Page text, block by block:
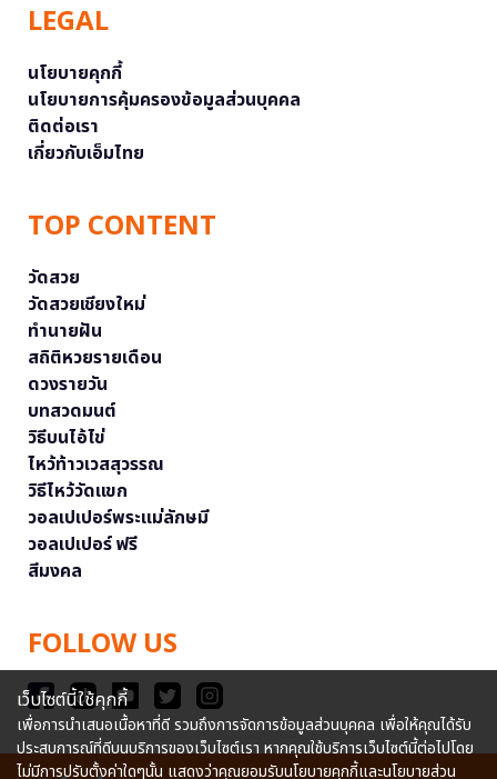
LEGAL
นโยบายคุกกี้
นโยบายการคุ้มครองข้อมูลส่วนบุคคล
ติดต่อเรา
เกี่ยวกับเอ็มไทย
TOP CONTENT
วัดสวย
วัดสวยเชียงใหม่
ทำนายฝัน
สถิติหวยรายเดือน
ดวงรายวัน
บทสวดมนต์
วิธีบนไอ้ไข่
ไหว้ท้าวเวสสุวรรณ
วิธีไหว้วัดแขก
วอลเปเปอร์พระแม่ลักษมี
วอลเปเปอร์ ฟรี
สีมงคล
FOLLOW US
เว็บไซต์นี้ใช้คุกกี้
เพื่อการนำเสนอเนื้อหาที่ดี รวมถึงการจัดการข้อมูลส่วนบุคคล เพื่อให้คุณได้รับ
ประสบการณ์ที่ดีบนบริการของเว็บไซต์เรา หากคุณใช้บริการเว็บไซต์นี้ต่อไปโดย
ไม่มีการปรับตั้งค่าใดๆนั้น แสดงว่าคุณยอมรับนโยบายคุกกี้และนโยบายส่วน